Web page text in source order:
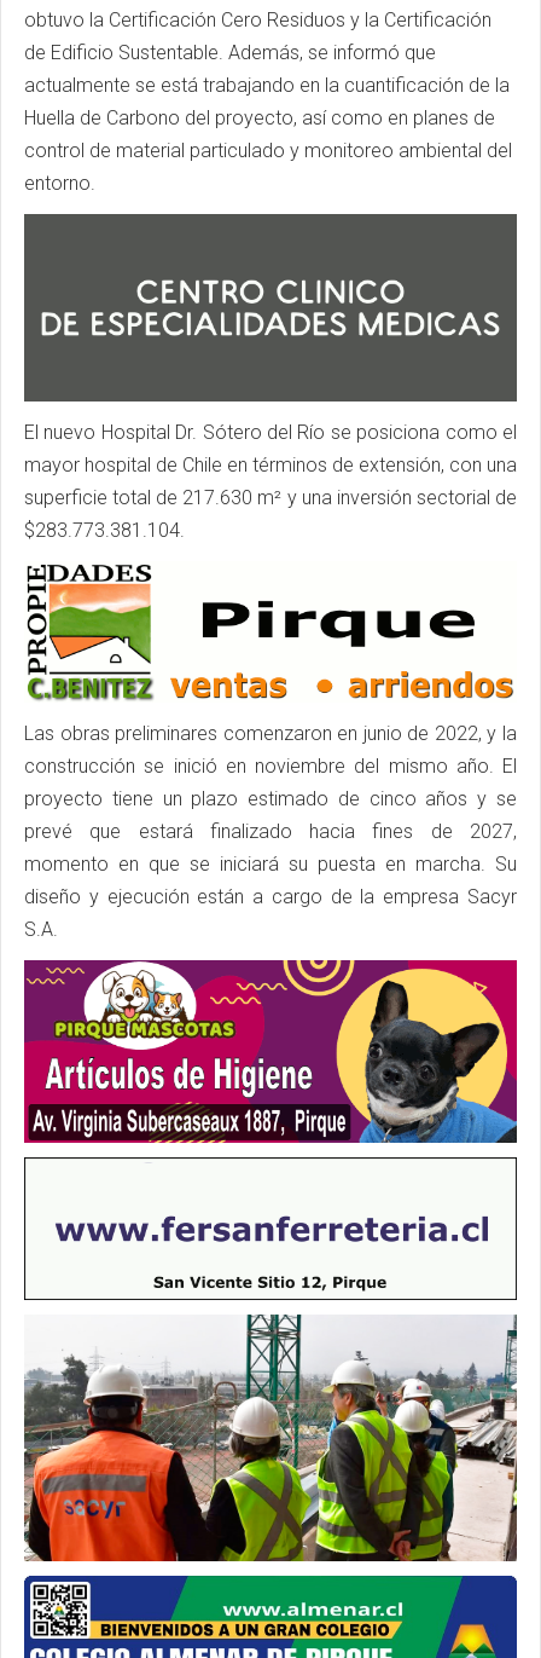
obtuvo la Certificación Cero Residuos y la Certificación
de Edificio Sustentable. Además, se informó que
actualmente se está trabajando en la cuantificación de la
Huella de Carbono del proyecto, así como en planes de
control de material particulado y monitoreo ambiental del
entorno.
El nuevo Hospital Dr. Sótero del Río se posiciona como el
mayor hospital de Chile en términos de extensión, con una
superficie total de 217.630 m² y una inversión sectorial de
$283.773.381.104.
Las obras preliminares comenzaron en junio de 2022, y la
construcción se inició en noviembre del mismo año. El
proyecto tiene un plazo estimado de cinco años y se
prevé que estará finalizado hacia fines de 2027,
momento en que se iniciará su puesta en marcha. Su
diseño y ejecución están a cargo de la empresa Sacyr
S.A.